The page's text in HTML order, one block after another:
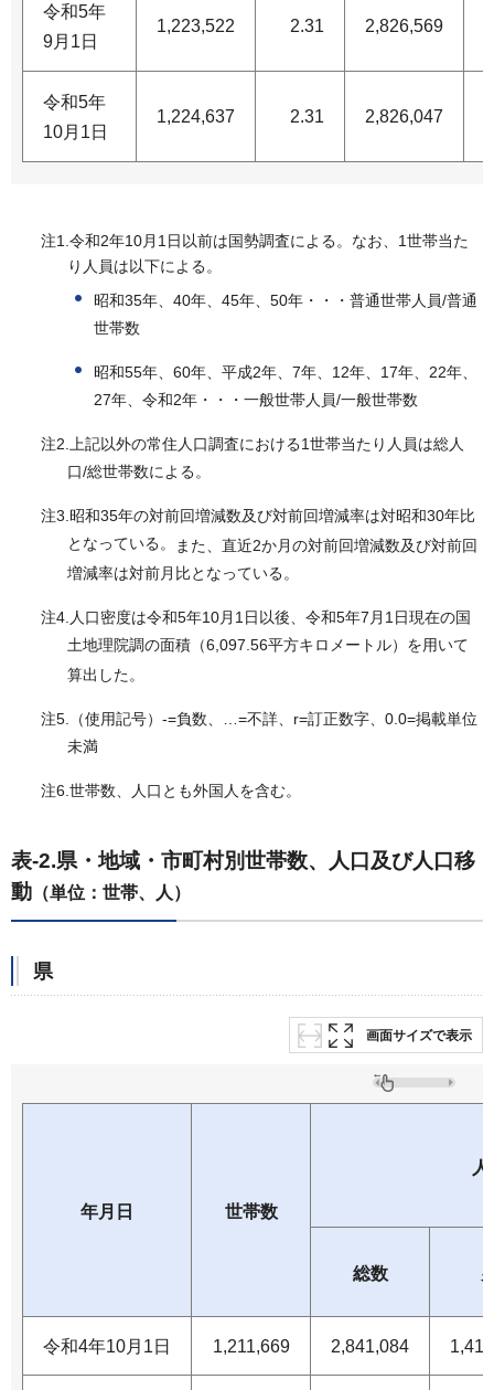
令和5年
9月1日
1,223,522 2.31 2,826,569
令和5年
10月1日
1,224,637 2.31 2,826,047
注1.令和2年10月1日以前は国勢調査による。なお、1世帯当た
り人員は以下による。
昭和35年、40年、45年、50年・・・普通世帯人員/普通
世帯数
昭和55年、60年、平成2年、7年、12年、17年、22年、
27年、令和2年・・・一般世帯人員/一般世帯数
注2.上記以外の常住人口調査における1世帯当たり人員は総人
口/総世帯数による。
注3.昭和35年の対前回増減数及び対前回増減率は対昭和30年比
となっている。 また、直近2か月の対前回増減数及び対前回
増減率は対前月比となっている。
注4.人口密度は令和5年10 月1日以後、令和5年7月1日現在の国
土地理院調の面積（6,097.56平方キロメートル）を用いて
算出した。
注5.（使用記号）-=負数、…=不詳、r=訂正数字、0.0=掲載単位
未満
注6.世帯数、人口とも外国人を含む。
表-2.県・地域・市町村別世帯数、人口及び人口移
動 （単位：世帯、人）
県
画面サイズで表示
年月日 世帯数
人
総数
令和4年10月1日 1,211,669 2,841,084